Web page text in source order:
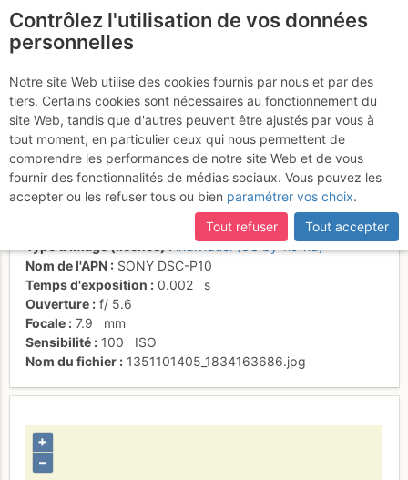
certaines pages ne sont plus accessibles, manquantes ou
incomplètes, déconnectez-vous puis reconnectez-vous à votre
compte sur le site.
Le Cancéou et son pin
visible...
Activités
Date/heure
Patrick Vuilleumier
individuel (CC by-nc-nd)
Nom de l'APN
SONY DSC-P10
Temps d'exposition
0.002
s
Ouverture
f/ 5.6
Focale
7.9
mm
Sensibilité
100
ISO
Nom du fichier
1351101405_1834163686.jpg
+
–
Contrôlez l'utilisation de vos données
personnelles
Notre site Web utilise des cookies fournis par nous et par des
tiers. Certains cookies sont nécessaires au fonctionnement du
site Web, tandis que d'autres peuvent être ajustés par vous à
tout moment, en particulier ceux qui nous permettent de
comprendre les performances de notre site Web et de vous
fournir des fonctionnalités de médias sociaux. Vous pouvez les
accepter ou les refuser tous ou bien paramétrer vos choix.
Tout refuser
Tout accepter